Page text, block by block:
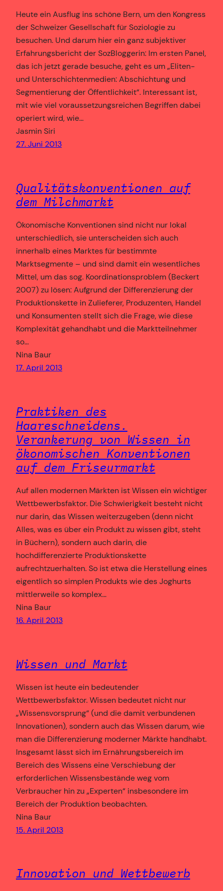
Heute ein Ausflug ins schöne Bern, um den Kongress
der Schweizer Gesellschaft für Soziologie zu
besuchen. Und darum hier ein ganz subjektiver
Erfahrungsbericht der SozBloggerin: Im ersten Panel,
das ich jetzt gerade besuche, geht es um „Eliten-
und Unterschichtenmedien: Abschichtung und
Segmentierung der Öffentlichkeit“. Interessant ist,
mit wie viel voraussetzungsreichen Begriffen dabei
operiert wird, wie…
Jasmin Siri
27. Juni 2013
Qualitätskonventionen auf
dem Milchmarkt
Ökonomische Konventionen sind nicht nur lokal
unterschiedlich, sie unterscheiden sich auch
innerhalb eines Marktes für bestimmte
Marktsegmente – und sind damit ein wesentliches
Mittel, um das sog. Koordinationsproblem (Beckert
2007) zu lösen: Aufgrund der Differenzierung der
Produktionskette in Zulieferer, Produzenten, Handel
und Konsumenten stellt sich die Frage, wie diese
Komplexität gehandhabt und die Marktteilnehmer
so…
Nina Baur
17. April 2013
Praktiken des
Haareschneidens.
Verankerung von Wissen in
ökonomischen Konventionen
auf dem Friseurmarkt
Auf allen modernen Märkten ist Wissen ein wichtiger
Wettbewerbsfaktor. Die Schwierigkeit besteht nicht
nur darin, das Wissen weiterzugeben (denn nicht
Alles, was es über ein Produkt zu wissen gibt, steht
in Büchern), sondern auch darin, die
hochdifferenzierte Produktionskette
aufrechtzuerhalten. So ist etwa die Herstellung eines
eigentlich so simplen Produkts wie des Joghurts
mittlerweile so komplex…
Nina Baur
16. April 2013
Wissen und Markt
Wissen ist heute ein bedeutender
Wettbewerbsfaktor. Wissen bedeutet nicht nur
„Wissensvorsprung“ (und die damit verbundenen
Innovationen), sondern auch das Wissen darum, wie
man die Differenzierung moderner Märkte handhabt.
Insgesamt lässt sich im Ernährungsbereich im
Bereich des Wissens eine Verschiebung der
erforderlichen Wissensbestände weg vom
Verbraucher hin zu „Experten“ insbesondere im
Bereich der Produktion beobachten.
Nina Baur
15. April 2013
Innovation und Wettbewerb